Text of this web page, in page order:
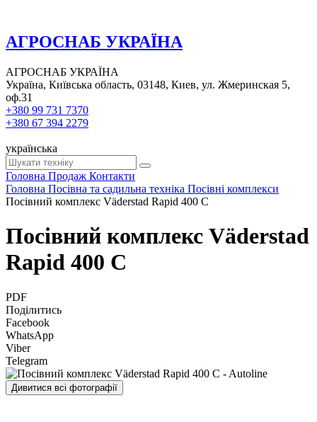
АГРОСНАБ УКРАЇНА
АГРОСНАБ УКРАЇНА
Україна, Київська область, 03148, Киев, ул. Жмеринская 5,
оф.31
+380 99 731 7370
+380 67 394 2279
українська
Головна Продаж Контакти
Головна Посівна та садильна техніка Посівні комплекси
Посівний комплекс Väderstad Rapid 400 C
Посівний комплекс Väderstad
Rapid 400 C
PDF
Поділитись
Facebook
WhatsApp
Viber
Telegram
Дивитися всі фотографії